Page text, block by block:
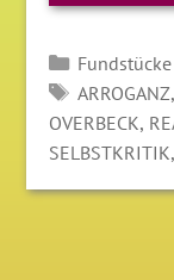
Kategorien
Fundstücke
ARROGANZ,
OVERBECK,
SELBSTKRITIK